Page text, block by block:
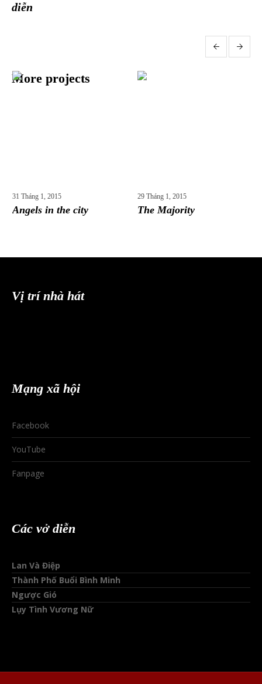
diễn
More projects
31 Tháng 1, 2015
Angels in the city
29 Tháng 1, 2015
The Majority
Vị trí nhà hát
Mạng xã hội
Facebook
YouTube
Fanpage
Các vở diễn
Lan Và Điệp
Thành Phố Buổi Bình Minh
Ngược Gió
Lụy Tình Vương Nữ